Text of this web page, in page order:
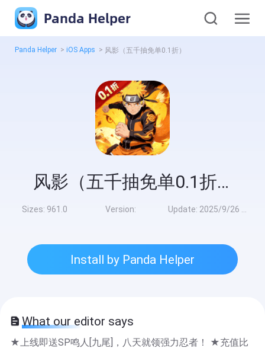
Panda Helper
Panda Helper > iOS Apps > 风影（五千抽免单0.1折）
风影（五千抽免单0.1折）
Sizes: 961.0 Version: Update: 2025/9/26 9:00:00
Install by Panda Helper
What our editor says
★上线即送SP鸣人[九尾]，八天就领强力忍者！ ★充值比